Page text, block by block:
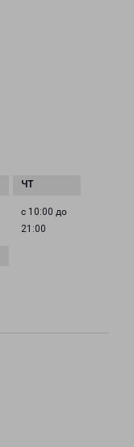
с 10:00 до
21:00